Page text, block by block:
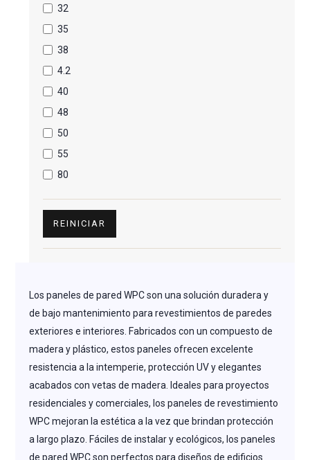
32
35
38
4.2
40
48
50
55
80
REINICIAR
Los paneles de pared WPC son una solución duradera y
de bajo mantenimiento para revestimientos de paredes
exteriores e interiores. Fabricados con un compuesto de
madera y plástico, estos paneles ofrecen excelente
resistencia a la intemperie, protección UV y elegantes
acabados con vetas de madera. Ideales para proyectos
residenciales y comerciales, los paneles de revestimiento
WPC mejoran la estética a la vez que brindan protección
a largo plazo. Fáciles de instalar y ecológicos, los paneles
de pared WPC son perfectos para diseños de edificios